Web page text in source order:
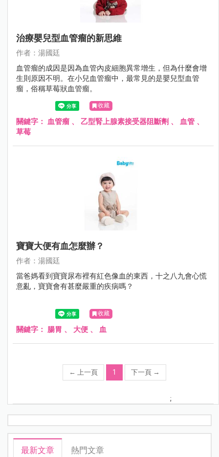
治療嬰兒型血管瘤的新思維
作者：湯國廷
血管瘤的成因是因為血管內皮細胞異常增生，但為什麼會增
生則原因不明。在小兒血管瘤中，最常見的是嬰兒型血管
瘤，俗稱草莓狀血管瘤。
收藏
關鍵字： 血管瘤 、 乙型腎上腺素接受器阻斷劑 、 血管 、
草莓
寶寶大便有血怎麼辦？
作者：湯國廷
當爸媽看到寶寶尿布裡有紅色像血的東西，十之八九會心慌
意亂，寶寶會有甚麼嚴重的疾病嗎？
收藏
關鍵字： 腸胃 、 大便 、 血
← 上一頁 1 下一頁 →
;
最新文章 熱門文章